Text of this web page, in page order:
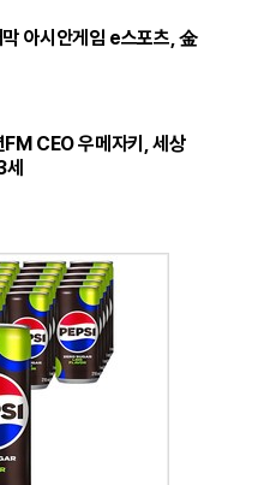
아시안게임 e스포츠, 金
FM CEO 우메자키, 세상